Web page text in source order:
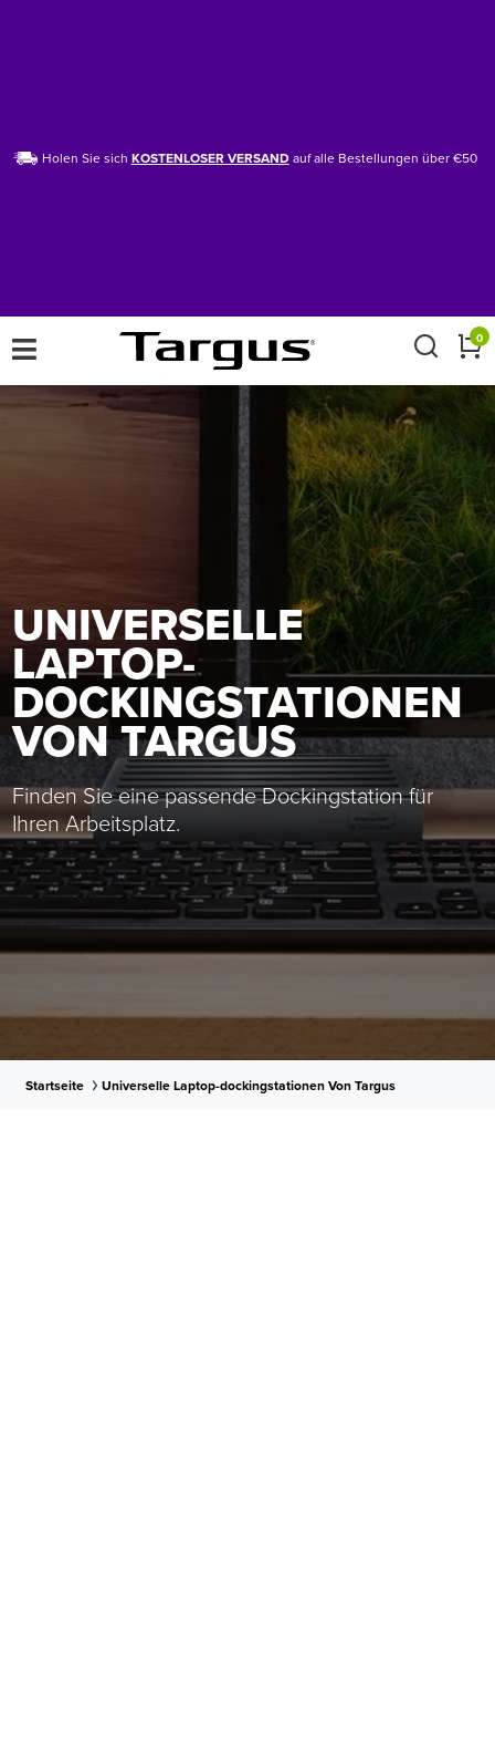
Holen Sie sich KOSTENLOSER VERSAND auf alle Bestellungen über €50
× 0
UNIVERSELLE
LAPTOP-
DOCKINGSTATIONEN
VON TARGUS
Finden Sie eine passende Dockingstation für
Ihren Arbeitsplatz.
Startseite Universelle Laptop-dockingstationen Von Targus